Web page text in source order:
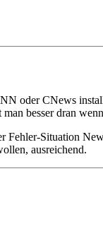
oder CNews
besser dran
Situation
ausreichend.